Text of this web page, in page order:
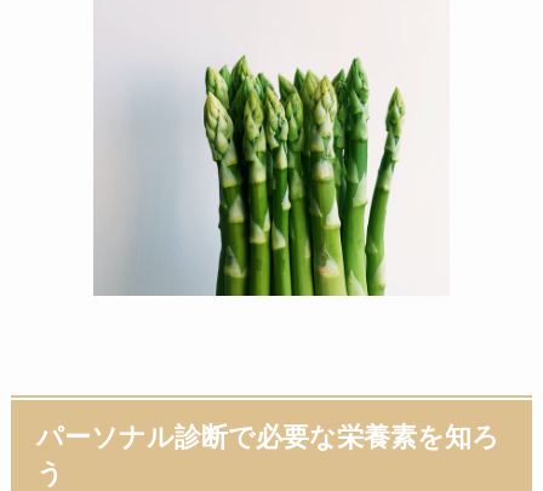
パーソナル診断で必要な栄養素を知ろ
う